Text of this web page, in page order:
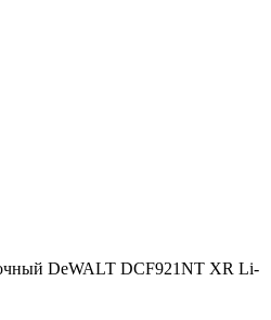
DeWALT DCF921NT XR Li-